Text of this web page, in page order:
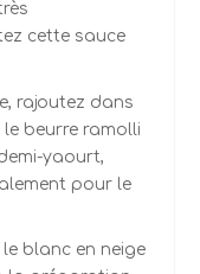
cette sauce
rajoutez dans
beurre ramolli
yaourt,
pour le
blanc en neige